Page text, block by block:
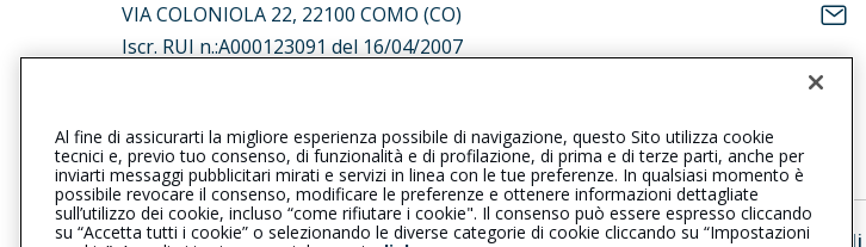
VIA COLONIOLA 22, 22100 COMO (CO)
Iscr. RUI n.:A000123091 del 16/04/2007
al seguentelink
Privacy | Cookie | Il Gruppo Generali | Reclami | Note legali
Al fine di assicurarti la migliore esperienza possibile di navigazione, questo Sito utilizza cookie
tecnici e, previo tuo consenso, di funzionalità e di profilazione, di prima e di terze parti, anche per
inviarti messaggi pubblicitari mirati e servizi in linea con le tue preferenze. In qualsiasi momento è
possibile revocare il consenso, modificare le preferenze e ottenere informazioni dettagliate
sull’utilizzo dei cookie, incluso “come rifiutare i cookie". Il consenso può essere espresso cliccando
su “Accetta tutti i cookie” o selezionando le diverse categorie di cookie cliccando su “Impostazioni